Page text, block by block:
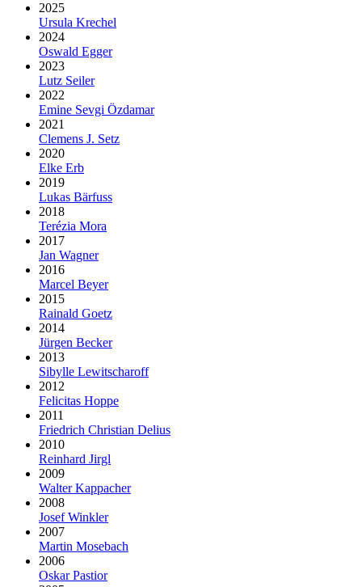
2025
Ursula Krechel
2024
Oswald Egger
2023
Lutz Seiler
2022
Emine Sevgi Özdamar
2021
Clemens J. Setz
2020
Elke Erb
2019
Lukas Bärfuss
2018
Terézia Mora
2017
Jan Wagner
2016
Marcel Beyer
2015
Rainald Goetz
2014
Jürgen Becker
2013
Sibylle Lewitscharoff
2012
Felicitas Hoppe
2011
Friedrich Christian Delius
2010
Reinhard Jirgl
2009
Walter Kappacher
2008
Josef Winkler
2007
Martin Mosebach
2006
Oskar Pastior